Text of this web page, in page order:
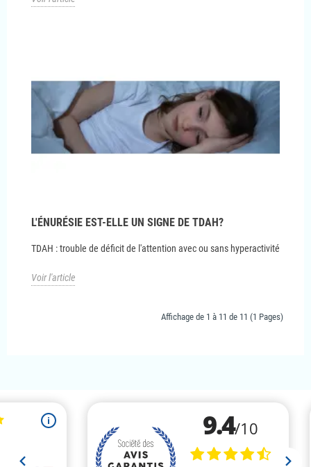
L'ÉNURÉSIE EST-ELLE UN SIGNE DE TDAH?
TDAH : trouble de déficit de l'attention avec ou sans hyperactivité
Voir l'article
Affichage de 1 à 11 de 11 (1 Pages)